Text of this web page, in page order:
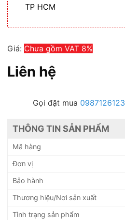
TP HCM
Giá: Chưa gồm VAT 8%
Liên hệ
Gọi đặt mua 0987126123
THÔNG TIN SẢN PHẨM
Mã hàng
Đơn vị
Bảo hành
Thương hiệu/Nơi sản xuất
Tình trạng sản phẩm